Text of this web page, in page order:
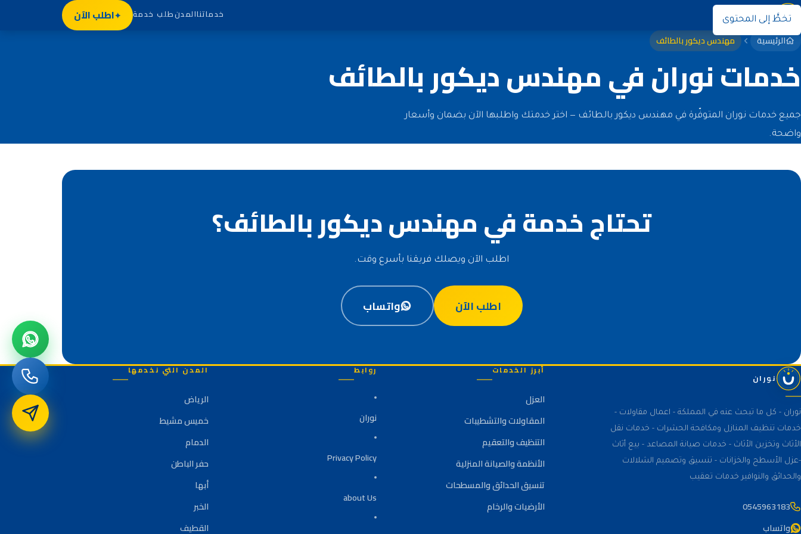
تخطَّ إلى المحتوى خدماتناالمدنطلب خدمة اطلب الآن نوران
الرئيسية مهندس ديكور بالطائف
خدمات نوران في مهندس ديكور بالطائف
جميع خدمات نوران المتوفّرة في مهندس ديكور بالطائف — اختر خدمتك واطلبها الآن بضمان وأسعار
واضحة.
تحتاج خدمة في مهندس ديكور بالطائف؟
اطلب الآن ويصلك فريقنا بأسرع وقت.
اطلب الآن واتساب
نوران
نوران - كل ما تبحث عنه في المملكة - اعمال مقاولات -
خدمات تنظيف المنازل ومكافحة الحشرات - خدمات نقل
الأثاث وتخزين الأثاث - خدمات صيانة المصاعد - بيع أثاث
-عزل الأسطح والخزانات - تنسيق وتصميم الشلالات
والحدائق والنوافير خدمات تعقيب
0545963183
واتساب
أبرز الخدمات
العزل
المقاولات والتشطيبات
التنظيف والتعقيم
الأنظمة والصيانة المنزلية
تنسيق الحدائق والمسطحات
الأرضيات والرخام
روابط
نوران
Privacy Policy
about Us
المدن التي نخدمها
الرياض
خميس مشيط
الدمام
حفر الباطن
أبها
الخبر
القطيف